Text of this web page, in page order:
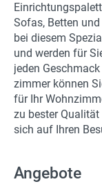
Sofas, Bet­ten
bei die­sem
und wer­den für
jeden
zim­mer kön­nen
für Ihr
zu bes­ter
sich auf Ihren
Angebote